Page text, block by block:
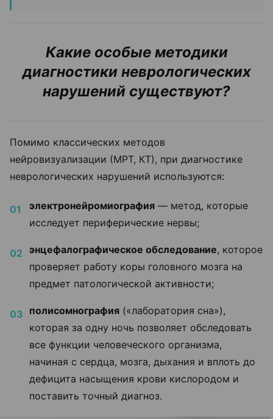
Какие особые методики
диагностики неврологических
нарушений существуют?
Помимо классических методов
нейровизуализации (МРТ, КТ), при диагностике
неврологических нарушений используются:
электронейромиография — метод, которые
исследует периферические нервы;
энцефалографическое обследование, которое
проверяет работу коры головного мозга на
предмет патологической активности;
полисомнография («лаборатория сна»),
которая за одну ночь позволяет обследовать
все функции человеческого организма,
начиная с сердца, мозга, дыхания и вплоть до
дефицита насыщения крови кислородом и
поставить точный диагноз.